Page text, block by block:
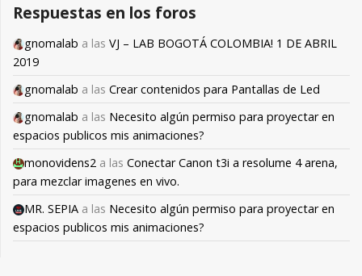
Respuestas en los foros
gnomalab a las VJ – LAB BOGOTÁ COLOMBIA! 1 DE ABRIL
2019
gnomalab a las Crear contenidos para Pantallas de Led
gnomalab a las Necesito algún permiso para proyectar en
espacios publicos mis animaciones?
monovidens2 a las Conectar Canon t3i a resolume 4 arena,
para mezclar imagenes en vivo.
MR. SEPIA a las Necesito algún permiso para proyectar en
espacios publicos mis animaciones?